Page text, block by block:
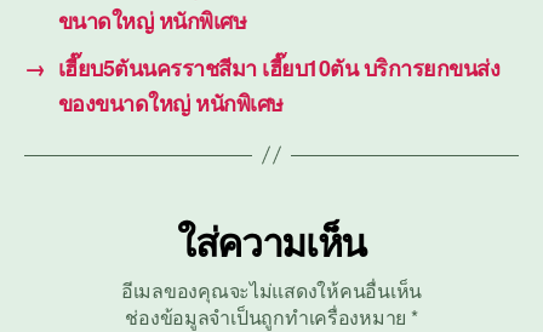
ขนาดใหญ่ หนักพิเศษ
→ เฮี๊ยบ5ตันนครราชสีมา เฮี๊ยบ10ตัน บริการยกขนส่ง
ของขนาดใหญ่ หนักพิเศษ
ใส่ความเห็น
อีเมลของคุณจะไม่แสดงให้คนอื่นเห็น
ช่องข้อมูลจำเป็นถูกทำเครื่องหมาย *